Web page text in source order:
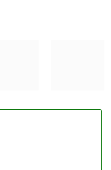
12 số lượng